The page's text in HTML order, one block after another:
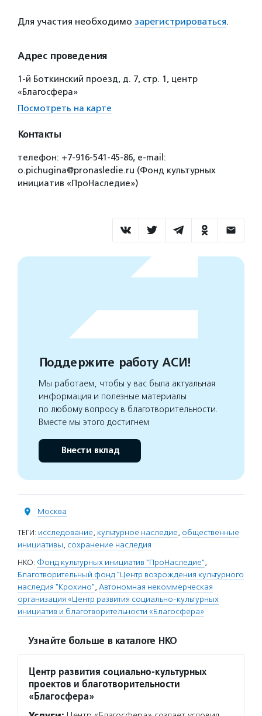
Для участия необходимо зарегистрироваться.
Адрес проведения
1-й Боткинский проезд, д. 7, стр. 1, центр
«Благосфера»
Посмотреть на карте
Контакты
телефон: +7-916-541-45-86, e-mail:
o.pichugina@pronasledie.ru (Фонд культурных
инициатив «ПроНаследие»)
Поддержите работу АСИ!
Мы работаем, чтобы у вас была актуальная
информация и полезные материалы
по любому вопросу в благотворительности.
Вместе мы этого достигнем
Внести вклад
Москва
ТЕГИ: исследование, культурное наследие, общественные
инициативы, сохранение наследия
НКО: Фонд культурных инициатив "ПроНаследие",
Благотворительный фонд "Центр возрождения культурного
наследия "Крохино", Автономная некоммерческая
организация «Центр развития социально-культурных
инициатив и благотворительности «Благосфера»
Узнайте больше в каталоге НКО
Центр развития социально-культурных
проектов и благотворительности
«Благосфера»